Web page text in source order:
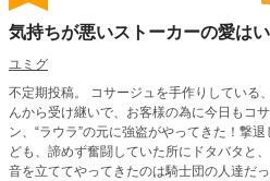
気持ちが悪いストーカーの愛は
ユミグ
不定期投稿。 コサージュを手作りしている
んから受け継いで、お客様の為に今日もコ
ン、“ラウラ”の元に強盗がやってきた！撃
ども、諦めず奮闘していた所にドタバタと
音を立ててやってきたのは騎士団の人達だ